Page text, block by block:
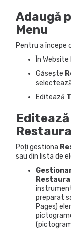
Adaugă
Menu
Pentru a începe
În
Găsește
Editează
Poți gestiona
sau din lista de
preparat
Pages)